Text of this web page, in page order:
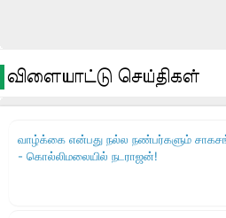
விளையாட்டு செய்திகள்